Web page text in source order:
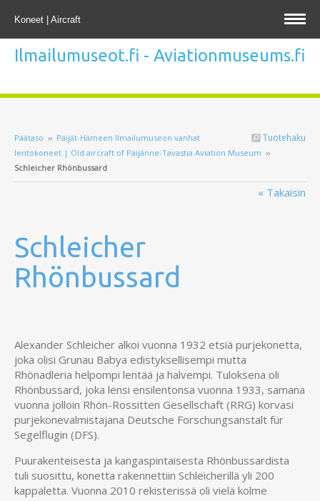
Koneet | Aircraft
Ilmailumuseot.fi - Aviationmuseums.fi
Tuotehaku
Päätaso ›› Päijät-Hämeen Ilmailumuseon vanhat
lentokoneet | Old aircraft of Päijänne-Tavastia Aviation Museum ››
Schleicher Rhönbussard
« Takaisin
Schleicher
Rhönbussard
Alexander Schleicher alkoi vuonna 1932 etsiä purjekonetta,
joka olisi Grunau Babya edistyksellisempi mutta
Rhönadleria helpompi lentää ja halvempi. Tuloksena oli
Rhönbussard, joka lensi ensilentonsa vuonna 1933, samana
vuonna jolloin Rhön-Rossitten Gesellschaft (RRG) korvasi
purjekonevalmistajana Deutsche Forschungsanstalt für
Segelflugin (DFS).
Puurakenteisesta ja kangaspintaisesta Rhönbussardista
tuli suosittu, konetta rakennettiin Schleicherillä yli 200
kappaletta. Vuonna 2010 rekisterissä oli vielä kolme